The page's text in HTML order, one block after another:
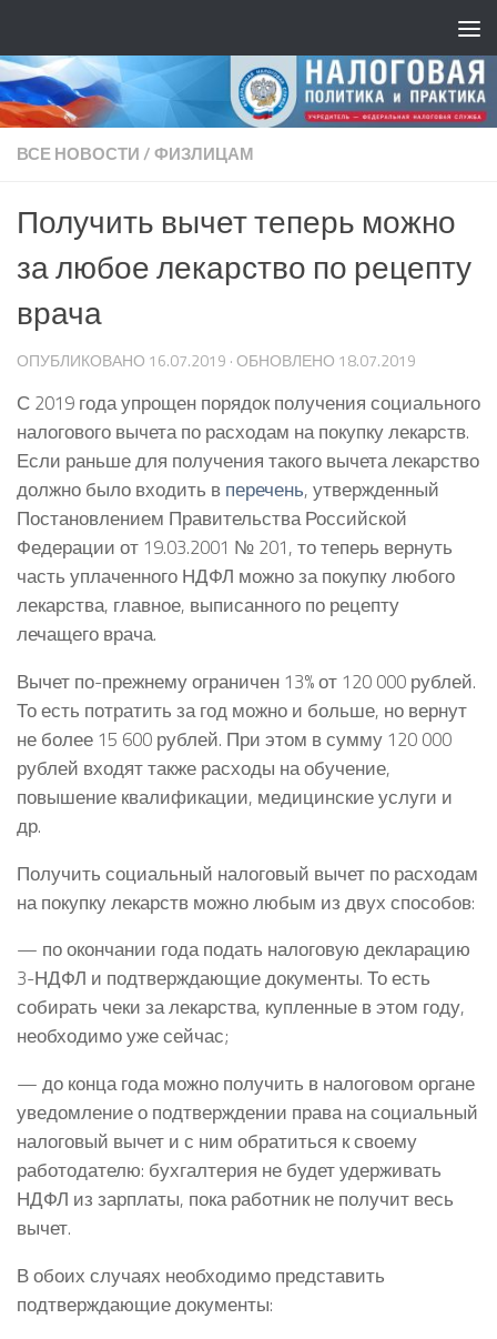
ВСЕ НОВОСТИ/ФИЗЛИЦАМ
Получить вычет теперь можно
за любое лекарство по рецепту
врача
ОПУБЛИКОВАНО 16.07.2019 · ОБНОВЛЕНО 18.07.2019
С 2019 года упрощен порядок получения социального
налогового вычета по расходам на покупку лекарств.
Если раньше для получения такого вычета лекарство
должно было входить в перечень, утвержденный
Постановлением Правительства Российской
Федерации от 19.03.2001 № 201, то теперь вернуть
часть уплаченного НДФЛ можно за покупку любого
лекарства, главное, выписанного по рецепту
лечащего врача.
Вычет по-прежнему ограничен 13% от 120 000 рублей.
То есть потратить за год можно и больше, но вернут
не более 15 600 рублей. При этом в сумму 120 000
рублей входят также расходы на обучение,
повышение квалификации, медицинские услуги и
др.
Получить социальный налоговый вычет по расходам
на покупку лекарств можно любым из двух способов:
— по окончании года подать налоговую декларацию
3-НДФЛ и подтверждающие документы. То есть
собирать чеки за лекарства, купленные в этом году,
необходимо уже сейчас;
— до конца года можно получить в налоговом органе
уведомление о подтверждении права на социальный
налоговый вычет и с ним обратиться к своему
работодателю: бухгалтерия не будет удерживать
НДФЛ из зарплаты, пока работник не получит весь
вычет.
В обоих случаях необходимо представить
подтверждающие документы: